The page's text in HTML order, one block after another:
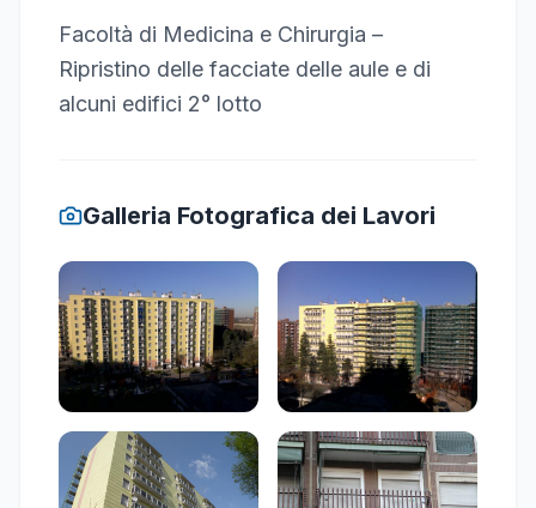
Facoltà di Medicina e Chirurgia –
Ripristino delle facciate delle aule e di
alcuni edifici 2° lotto
Galleria Fotografica dei Lavori